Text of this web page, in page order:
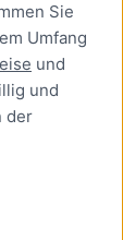
Sie
Umfang
und
und
der